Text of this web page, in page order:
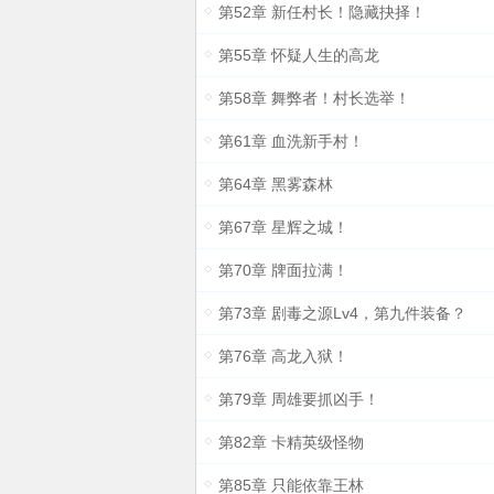
第52章 新任村长！隐藏抉择！
第55章 怀疑人生的高龙
第58章 舞弊者！村长选举！
第61章 血洗新手村！
第64章 黑雾森林
第67章 星辉之城！
第70章 牌面拉满！
第73章 剧毒之源Lv4，第九件装备？
第76章 高龙入狱！
第79章 周雄要抓凶手！
第82章 卡精英级怪物
第85章 只能依靠王林